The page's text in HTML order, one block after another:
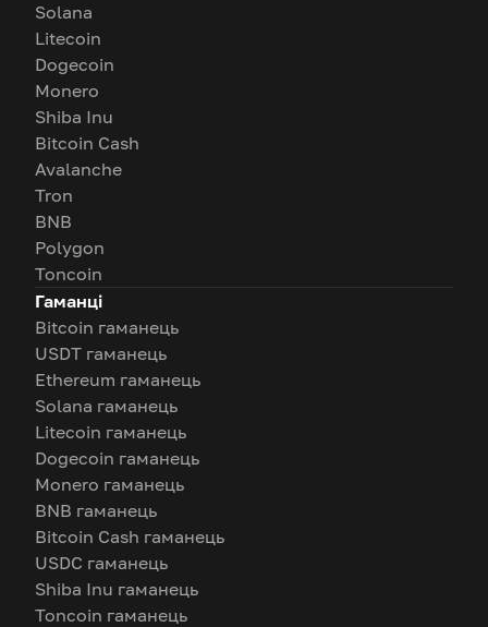
Solana
Litecoin
Dogecoin
Monero
Shiba Inu
Bitcoin Cash
Avalanche
Tron
BNB
Polygon
Toncoin
Гаманці
Bitcoin гаманець
USDT гаманець
Ethereum гаманець
Solana гаманець
Litecoin гаманець
Dogecoin гаманець
Monero гаманець
BNB гаманець
Bitcoin Cash гаманець
USDC гаманець
Shiba Inu гаманець
Toncoin гаманець